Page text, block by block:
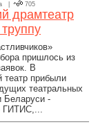
| 705
драмтеатр
пришлось из
В
театр прибыли
театральных
Беларуси -
- ГИТИС,...